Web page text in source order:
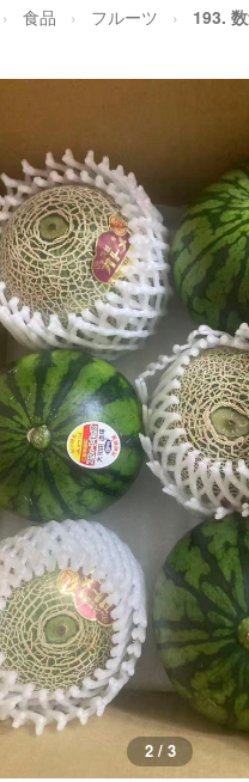
食品 フルーツ 193.
3 / 3